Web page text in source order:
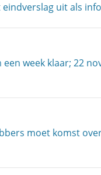
uit als
week klaar; 22
moet komst